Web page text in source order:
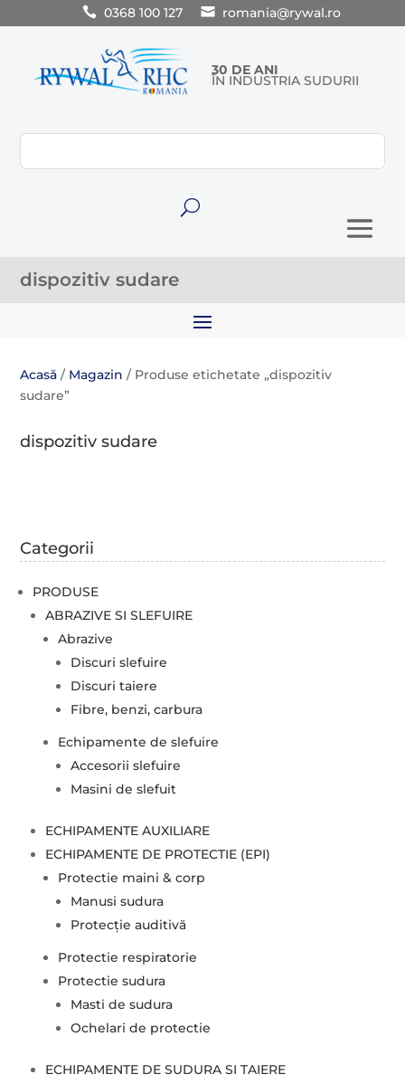
0368 100 127 romania@rywal.ro
30 DE ANI
ÎN INDUSTRIA SUDURII
U
dispozitiv sudare
Acasă / Magazin / Produse etichetate „dispozitiv
sudare”
dispozitiv sudare
Categorii
PRODUSE
ABRAZIVE SI SLEFUIRE
Abrazive
Discuri slefuire
Discuri taiere
Fibre, benzi, carbura
Echipamente de slefuire
Accesorii slefuire
Masini de slefuit
ECHIPAMENTE AUXILIARE
ECHIPAMENTE DE PROTECTIE (EPI)
Protectie maini & corp
Manusi sudura
Protecție auditivă
Protectie respiratorie
Protectie sudura
Masti de sudura
Ochelari de protectie
ECHIPAMENTE DE SUDURA SI TAIERE